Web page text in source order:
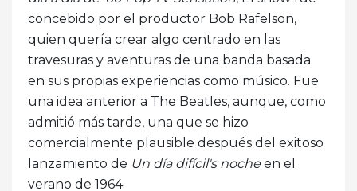
concebido por el productor Bob Rafelson,
quien quería crear algo centrado en las
travesuras y aventuras de una banda basada
en sus propias experiencias como músico. Fue
una idea anterior a The Beatles, aunque, como
admitió más tarde, una que se hizo
comercialmente plausible después del exitoso
lanzamiento de Un día difícil's nocheen el
verano de 1964.